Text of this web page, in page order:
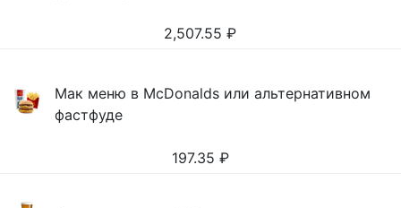
2,507.55 ₽
Мак меню в McDonalds или альтернативном
фастфуде
197.35 ₽